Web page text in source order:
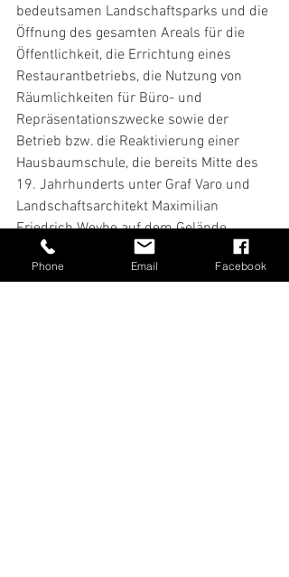
bedeutsamen Landschaftsparks und die
Öffnung des gesamten Areals für die
Öffentlichkeit, die Errichtung eines
Restaurantbetriebs, die Nutzung von
Räumlichkeiten für Büro- und
Repräsentationszwecke sowie der
Betrieb bzw. die Reaktivierung einer
Hausbaumschule, die bereits Mitte des
19. Jahrhunderts unter Graf Varo und
Landschaftsarchitekt Maximilian
Friedrich Weyhe auf dem Gelände
existierte.
Phone Email Facebook